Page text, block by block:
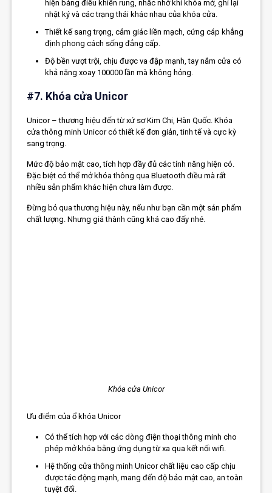
hiện bảng điều khiển rung, nhắc nhở khi khóa mở, ghi lại
nhật ký và các trạng thái khác nhau của khóa cửa.
Thiết kế sang trọng, cảm giác liền mạch, cứng cáp khẳng
định phong cách sống đẳng cấp.
Độ bền vượt trội, chịu được va đập mạnh, tay nắm cửa có
khả năng xoay 100000 lần mà không hỏng.
#7. Khóa cửa Unicor
Unicor – thương hiệu đến từ xứ sơ Kim Chi, Hàn Quốc. Khóa
cửa thông minh Unicor có thiết kế đơn giản, tinh tế và cực kỳ
sang trọng.
Mức độ bảo mật cao, tích hợp đầy đủ các tính năng hiện có.
Đặc biệt có thể mở khóa thông qua Bluetooth điều mà rất
nhiều sản phẩm khác hiện chưa làm được.
Đừng bỏ qua thương hiệu này, nếu như bạn cần một sản phẩm
chất lượng. Nhưng giá thành cũng khá cao đấy nhé.
Khóa cửa Unicor
Ưu điểm của ổ khóa Unicor
Có thể tích hợp với các dòng điện thoại thông minh cho
phép mở khóa bằng ứng dụng từ xa qua kết nối wifi.
Hệ thống cửa thông minh Unicor chất liệu cao cấp chịu
được tác động mạnh, mang đến độ bảo mật cao, an toàn
tuyệt đối.